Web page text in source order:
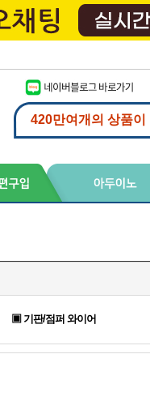
▣ 기판/점퍼 와이어